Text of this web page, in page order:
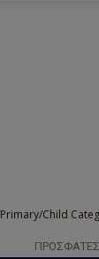
Primary/Child
ΠΡΟΣΦΑΤΕΣ